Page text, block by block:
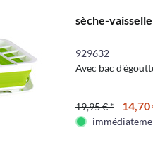
sèche-
929632
Avec bac
19,95 € * 14,70